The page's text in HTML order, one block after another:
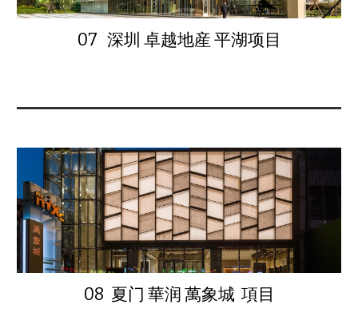
07 深圳 卓越地産 平湖项目
08 夏门 華润 萬象城 項目